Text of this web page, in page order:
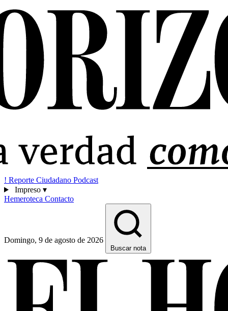
! Reporte Ciudadano Podcast
Impreso ▾
Hemeroteca Contacto
Domingo, 9 de agosto de 2026
Buscar nota